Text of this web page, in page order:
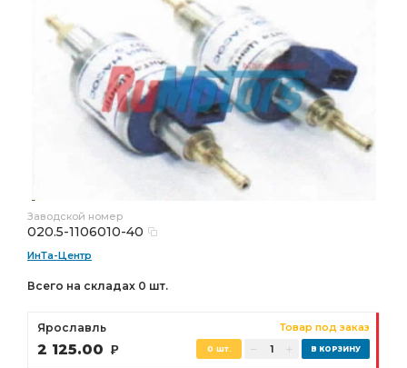
Заводской номер
020.5-1106010-40
ИнТа-Центр
Всего на складах 0 шт.
Ярославль Товар под заказ
2 125.00 Р 0 шт.